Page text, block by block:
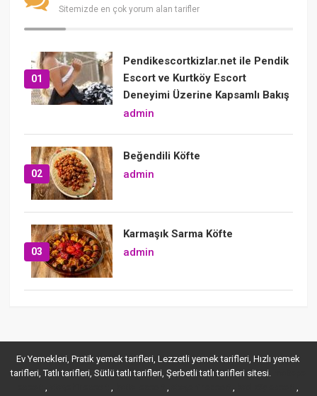
Sitemizde en çok yorum alan tarifler
01
Pendikescortkizlar.net ile Pendik
Escort ve Kurtköy Escort
Deneyimi Üzerine Kapsamlı Bakış
admin
02
Beğendili Köfte
admin
03
Karmaşık Sarma Köfte
admin
Ev Yemekleri, Pratik yemek tarifleri, Lezzetli yemek tarifleri, Hızlı yemek
tarifleri, Tatlı tarifleri, Sütlü tatlı tarifleri, Şerbetli tatlı tarifleri sitesi.